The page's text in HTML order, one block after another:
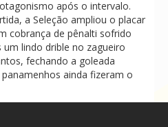
após o intervalo.
a Seleção ampliou o placar
cobrança de pênalti sofrido
lindo drible no zagueiro
fechando a goleada
ainda fizeram o